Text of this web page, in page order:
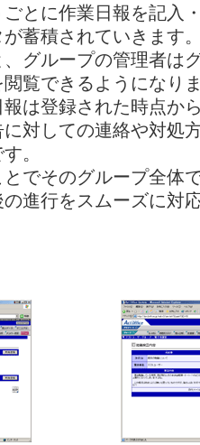
とに作業日報を記入
蓄積されていきます
グループの管理者は
覧できるようになり
は登録された時点か
対しての連絡や対処
。
でそのグループ全体
進行をスムーズに対